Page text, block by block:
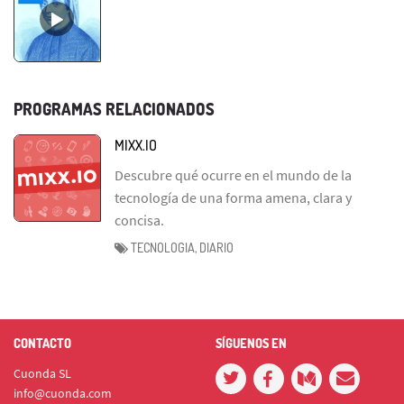
PROGRAMAS RELACIONADOS
MIXX.IO
Descubre qué ocurre en el mundo de la
tecnología de una forma amena, clara y
concisa.
TECNOLOGIA, DIARIO
CONTACTO
Cuonda SL
info@cuonda.com
SÍGUENOS EN